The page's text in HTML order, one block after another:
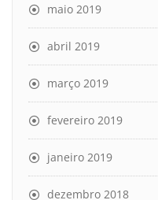
maio 2019
abril 2019
março 2019
fevereiro 2019
janeiro 2019
dezembro 2018